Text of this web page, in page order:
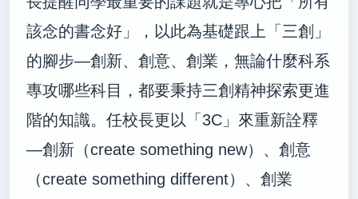
該念的書念好」，以此為基礎跟上「三創」
的腳步—創新、創意、創業，無論什麼科系
專攻哪些科目，都要秉持三創精神探索更進
階的知識。任校長更以「 3C 」來重新詮釋
—創新（create something new）、創意
（create something different）、創業